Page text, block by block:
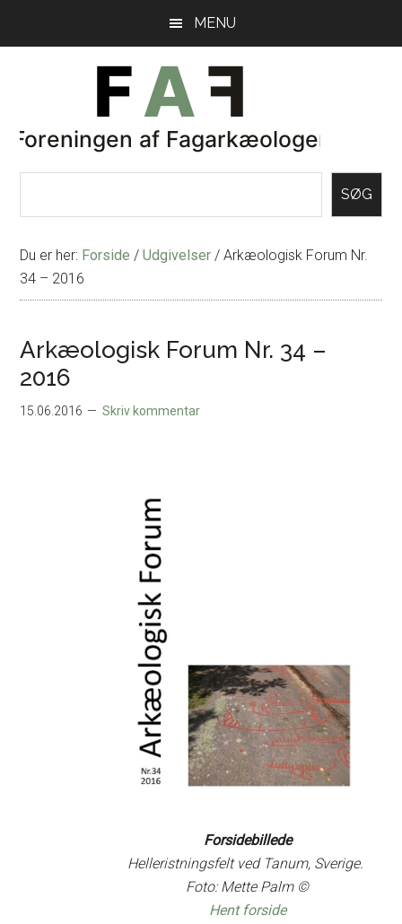
MENU
SØG
Du er her: Forside / Udgivelser / Arkæologisk Forum Nr.
34 – 2016
Arkæologisk Forum Nr. 34 –
2016
15.06.2016 Skriv kommentar
Forsidebillede
Helleristningsfelt ved Tanum, Sverige.
Foto: Mette Palm ©
Hent forside